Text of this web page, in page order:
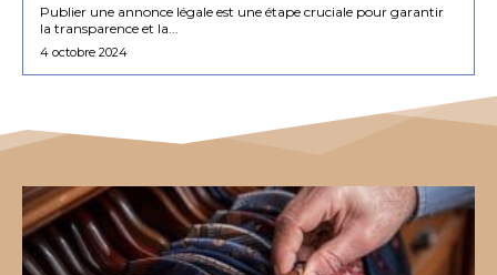
Publier une annonce légale est une étape cruciale pour garantir
la transparence et la...
4 octobre 2024